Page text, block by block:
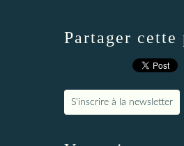
Partager cette
S'inscrire à la newsletter